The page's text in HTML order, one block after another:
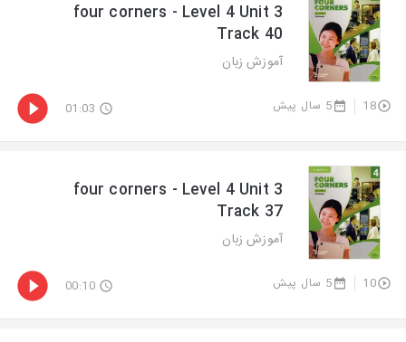
four corners - Level 4 Unit 3
Track 40
آموزش زبان
18 5 سال پیش 01:03
four corners - Level 4 Unit 3
Track 37
آموزش زبان
10 5 سال پیش 00:10